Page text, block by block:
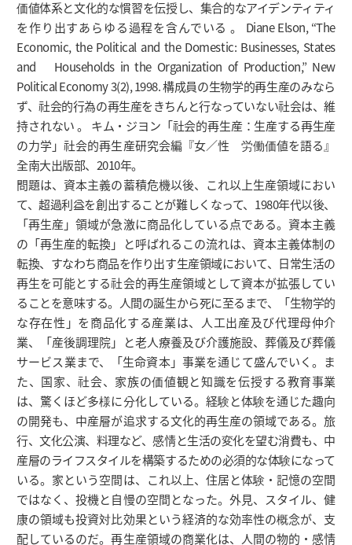
価値体系と文化的な慣習を伝授し、集合的なアイデンティティ
を作り出すあらゆる過程を含んでいる 。 Diane Elson, “The
Economic, the Political and the Domestic: Businesses, States
and Households in the Organization of Production,” New
Political Economy 3(2), 1998. 構成員の生物学的再生産のみなら
ず、社会的行為の再生産をきちんと行なっていない社会は、維
持されない 。 キム・ジヨン「社会的再生産：生産する再生産
の力学」社会的再生産研究会編『女／性 労働価値を語る』
全南大出版部、2010年。
問題は、資本主義の蓄積危機以後、これ以上生産領域におい
て、超過利益を創出することが難しくなって、1980年代以後、
「再生産」領域が急激に商品化している点である。資本主義
の「再生産的転換」と呼ばれるこの流れは、資本主義体制の
転換、すなわち商品を作り出す生産領域において、日常生活の
再生を可能とする社会的再生産領域として資本が拡張してい
ることを意味する。人間の誕生から死に至るまで、「生物学的
な存在性」を商品化する産業は、人工出産及び代理母仲介
業、「産後調理院」と老人療養及び介護施設、葬儀及び葬儀
サービス業まで、「生命資本」事業を通じて盛んでいく。ま
た、国家、社会、家族の価値観と知識を伝授する教育事業
は、驚くほど多様に分化している。経験と体験を通じた趣向
の開発も、中産層が追求する文化的再生産の領域である。旅
行、文化公演、料理など、感情と生活の変化を望む消費も、中
産層のライフスタイルを構築するための必須的な体験になって
いる。家という空間は、これ以上、住居と体験・記憶の空間
ではなく、投機と自慢の空間となった。外見、スタイル、健
康の領域も投資対比効果という経済的な効率性の概念が、支
配しているのだ。再生産領域の商業化は、人間の物的・感情